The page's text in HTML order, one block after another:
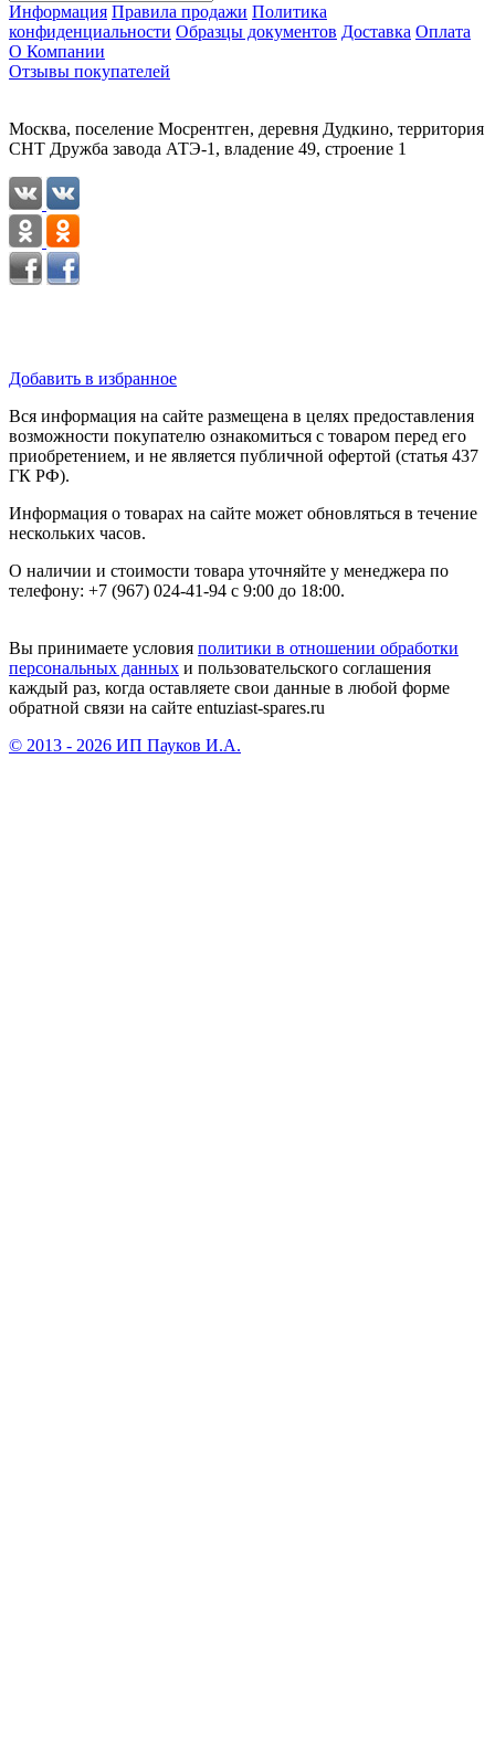
Информация Правила продажи Политика
конфиденциальности Образцы документов Доставка Оплата
О Компании
Отзывы покупателей
Москва, поселение Мосрентген, деревня Дудкино, территория
СНТ Дружба завода АТЭ-1, владение 49, строение 1
Добавить в избранное
Вся информация на сайте размещена в целях предоставления
возможности покупателю ознакомиться с товаром перед его
приобретением, и не является публичной офертой (статья 437
ГК РФ).
Информация о товарах на сайте может обновляться в течение
нескольких часов.
О наличии и стоимости товара уточняйте у менеджера по
телефону: +7 (967) 024-41-94 с 9:00 до 18:00.
Вы принимаете условия политики в отношении обработки
персональных данных и пользовательского соглашения
каждый раз, когда оставляете свои данные в любой форме
обратной связи на сайте entuziast-spares.ru
© 2013 - 2026 ИП Пауков И.А.